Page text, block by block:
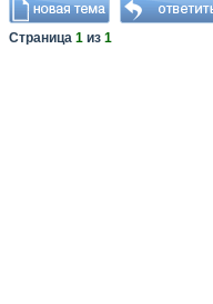
Страница 1 из 1